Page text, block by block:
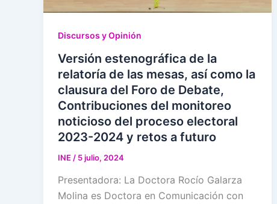
Discursos y Opinión
Versión estenográfica de la
relatoría de las mesas, así como la
clausura del Foro de Debate,
Contribuciones del monitoreo
noticioso del proceso electoral
2023-2024 y retos a futuro
INE / 5 julio, 2024
Presentadora: La Doctora Rocío Galarza
Molina es Doctora en Comunicación con